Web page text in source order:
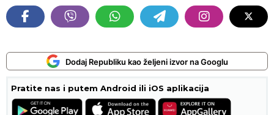
Dodaj Republiku kao željeni izvor na Googlu
Pratite nas i putem Android ili iOS aplikacija